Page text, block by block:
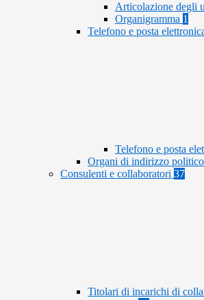
Articolazione degli
Organigramma 1
Telefono e posta
Telefono e posta
Organi di indirizzo
Consulenti e collaboratori 37
Titolari di incarichi di